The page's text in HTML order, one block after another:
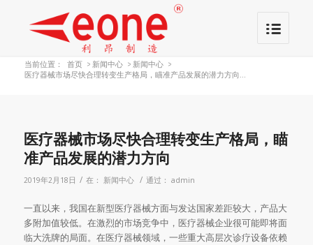
当前位置： 首页 > 新闻中心 > 新闻中心 >
医疗器械市场尽快合理转变生产格局，瞄准产品发展的潜力方向...
医疗器械市场尽快合理转变生产格局，瞄
准产品发展的潜力方向
2019年2月18日 / 在： 新闻中心 / 通过： admin
一直以来，我国在新型医疗器械方面与发达国家差距较大，产品大
多附加值较低。在激烈的市场竞争中，医疗器械企业很可能即将面
临大洗牌的局面。在医疗器械领域，一些重大高层次诊疗设备依赖